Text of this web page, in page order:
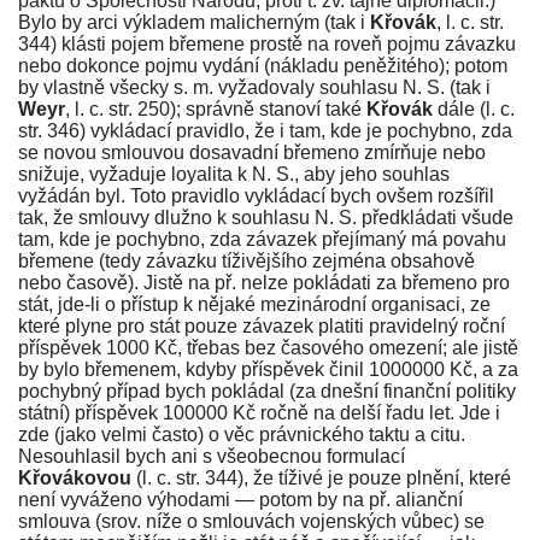
Bylo by arci výkladem malicherným (tak i Křovák, l. c. str.
344) klásti pojem břemene prostě na roveň pojmu závazku
nebo dokonce pojmu vydání (nákladu peněžitého); potom
by vlastně všecky s. m. vyžadovaly souhlasu N. S. (tak i
Weyr, l. c. str. 250); správně stanoví také Křovák dále (l. c.
str. 346) vykládací pravidlo, že i tam, kde je pochybno, zda
se novou smlouvou dosavadní břemeno zmírňuje nebo
snižuje, vyžaduje loyalita k N. S., aby jeho souhlas
vyžádán byl. Toto pravidlo vykládací bych ovšem rozšířil
tak, že smlouvy dlužno k souhlasu N. S. předkládati všude
tam, kde je pochybno, zda závazek přejímaný má povahu
břemene (tedy závazku tíživějšího zejména obsahově
nebo časově). Jistě na př. nelze pokládati za břemeno pro
stát, jde-li o přístup k nějaké mezinárodní organisaci, ze
které plyne pro stát pouze závazek platiti pravidelný roční
příspěvek 1000 Kč, třebas bez časového omezení; ale jistě
by bylo břemenem, kdyby příspěvek činil 1000000 Kč, a za
pochybný případ bych pokládal (za dnešní finanční politiky
státní) příspěvek 100000 Kč ročně na delší řadu let. Jde i
zde (jako velmi často) o věc právnického taktu a citu.
Nesouhlasil bych ani s všeobecnou formulací
Křovákovou (l. c. str. 344), že tíživé je pouze plnění, které
není vyváženo výhodami — potom by na př. alianční
smlouva (srov. níže o smlouvách vojenských vůbec) se